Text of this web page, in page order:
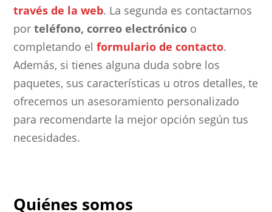
través de la web. La segunda es contactarnos
porteléfono, correo electrónico o
completando elformulario de contacto.
Además, si tienes alguna duda sobre los
paquetes, sus características u otros detalles, te
ofrecemos un asesoramiento personalizado
para recomendarte la mejor opción según tus
necesidades.
Quiénes somos